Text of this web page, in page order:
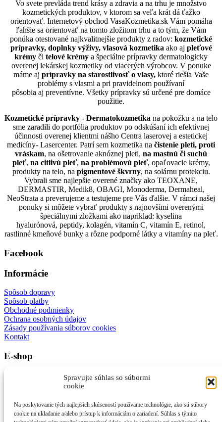
Spravujte súhlas so súbormi
cookie
Na poskytovanie tých najlepších skúseností používame technológie, ako sú súbory
cookie na ukladanie a/alebo prístup k informáciám o zariadení. Súhlas s týmito
Vo svete prevláda trend krásy a zdravia a na trhu je množstvo
kozmetických produktov, v ktorom sa veľa krát dá ťažko
orientovať. Internetový obchod VasaKozmetika.skVám pomáha
ľahšie sa orientovať na tomto zložitom trhu a to tým, že Vám
ponúka otestované najkvalitnejšie produkty z radov: kozmetické
prípravky, doplnky výživy, vlasová kozmetika ako aj pleťové
krémy či telové krémy a špeciálne prípravky dermatologicky
overenej lekárskej kozmetiky od viacerých výrobcov. V ponuke
máme aj prípravky na starostlivosť o vlasy, ktoré riešia Vaše
problémy s vlasmi a pri pravidelnom používaní
pôsobia aj preventívne. Všetky prípravky sú určené pre domáce
použitie.
Kozmetické prípravky - Dermatokozmetika na pokožku a na telo
sme zaradili do portfólia produktov po odskúšaní ich efektívnej
účinnosti overenej klientmi nášho Centra laserovej a estetickej
medicíny- Lasercenter. Patrí sem kozmetika na čistenie pleti, proti
vráskam, na ošetrovanie aknóznej pleti, na mastnú či suchú
pleť, na citlivú pleť, na problémovú pleť, opaľovacie krémy,
produkty na telo, na pigmentové škvrny, na solárnu protekciu.
Vybrali sme najlepšie overené značky ako TEOXANE,
DERMASTIR, Medik8, OBAGI, Monoderma, Dermaheal,
NeoStrata a preverujeme a testujeme pre Vás ďalšie. V rámci našej
ponuky si môžete vybrať produkty s najnovšími overenými
špeciálnymi zložkami ako napríklad: kyselina
hyalurónová, peptidy, kolagén, vitamín C, vitamín E, retinol,
rastlinné kmeňové bunky a rôzne podporné látky a vitamíny na pleť.
Facebook
Informácie
Spôsob dopravy
Spôsob platby
Obchodné podmienky
Ochrana osobných údajov
Zásady používania súborov cookies
Kontakt
E-shop
Rozdelenie podľa použitia
Výživové doplnky pre krásu